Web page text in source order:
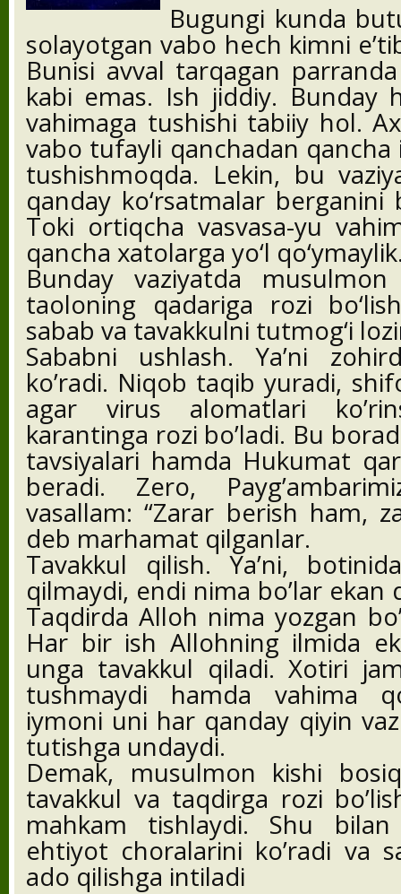
Bugungi kunda
solayotgan vabo hech kimni
Bunisi avval tarqagan
kabi emas. Ish jiddiy. Bunday
vahimaga tushishi tabiiy hol.
vabo tufayli qanchadan qancha
tushishmoqda. Lekin, bu
qanday ko‘rsatmalar
Toki ortiqcha vasvasa-yu
qancha xatolarga yo‘l
Bunday vaziyatda
taoloning qadariga rozi
sabab va tavakkulni tutmog‘i
Sababni ushlash. Ya’ni
ko’radi. Niqob taqib yuradi,
agar virus alomatlari
karantinga rozi bo’ladi. Bu
tavsiyalari hamda Hukumat
beradi. Zero,
vasallam: “Zarar berish ham,
deb marhamat qilganlar.
Tavakkul qilish. Ya’ni,
qilmaydi, endi nima bo’lar
Taqdirda Alloh nima yozgan
Har bir ish Allohning ilmida
unga tavakkul qiladi. Xotiri
tushmaydi hamda vahima
iymoni uni har qanday qiyin
tutishga undaydi.
Demak, musulmon kishi
tavakkul va taqdirga rozi
mahkam tishlaydi. Shu
ehtiyot choralarini ko’radi va
ado qilishga intiladi